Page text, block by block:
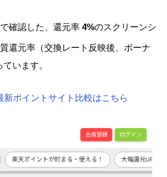
で確認した、還元率 4%のスクリーンシ
還元率（交換レート反映後、ボーナ
ています。
新ポイントサイト比較はこちら